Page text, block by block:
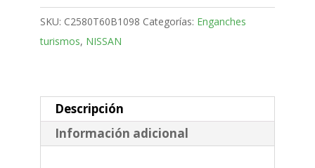
Bola
Vertical
de
SKU: C2580T60B1098 Categorías: Enganches
turismos, NISSAN
Descripción
Información adicional